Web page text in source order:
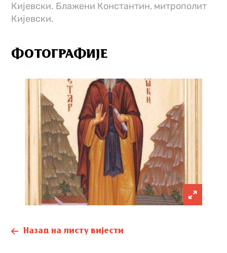
Кијевски. Блажени Константин, митрополит
Кијевски.
ФОТОГРАФИЈЕ
Назад на листу вијести